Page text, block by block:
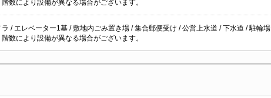
数により設備が異なる場合がございます。
ラ / エレベーター1基 / 敷地内ごみ置き場 / 集合郵便受け / 公営上水道 / 下水道 / 駐輪場
数により設備が異なる場合がございます。